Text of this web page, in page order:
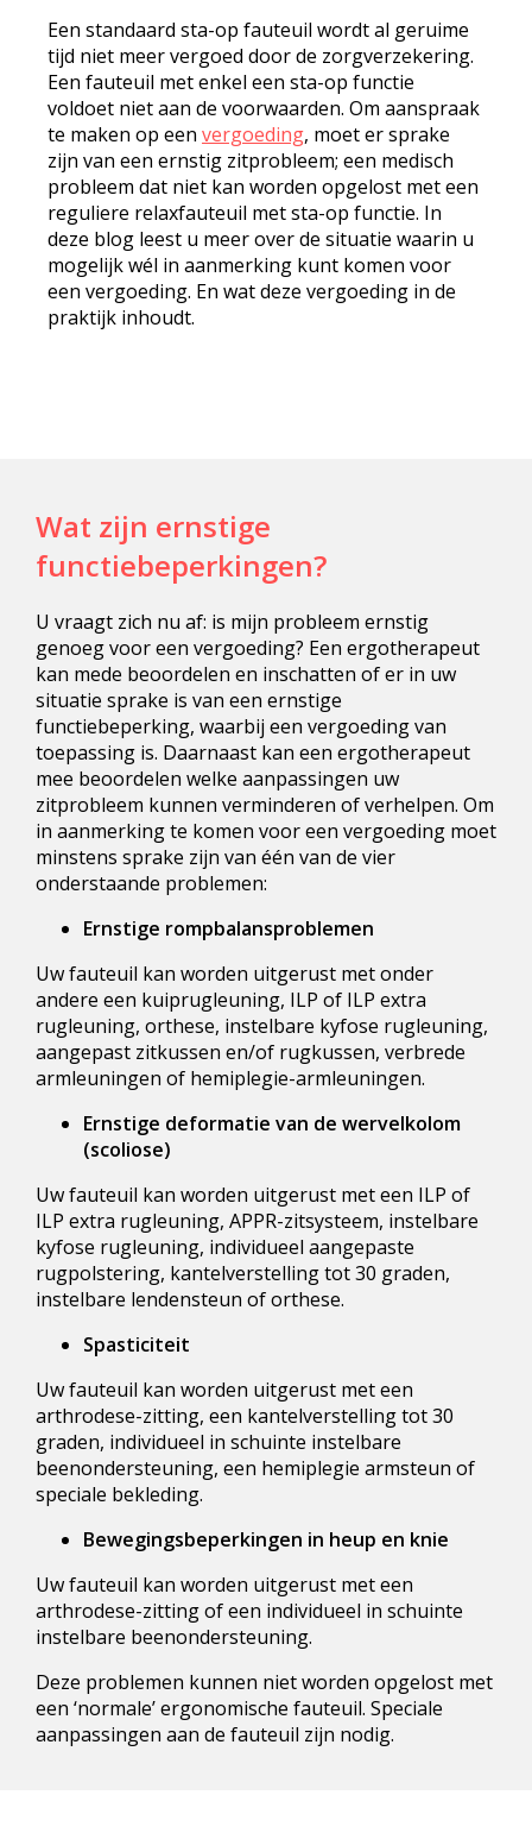
Een standaard sta-op fauteuil wordt al geruime
tijd niet meer vergoed door de zorgverzekering.
Een fauteuil met enkel een sta-op functie
voldoet niet aan de voorwaarden. Om aanspraak
te maken op een vergoeding, moet er sprake
zijn van een ernstig zitprobleem; een medisch
probleem dat niet kan worden opgelost met een
reguliere relaxfauteuil met sta-op functie. In
deze blog leest u meer over de situatie waarin u
mogelijk wél in aanmerking kunt komen voor
een vergoeding. En wat deze vergoeding in de
praktijk inhoudt.
Wat zijn ernstige
functiebeperkingen?
U vraagt zich nu af: is mijn probleem ernstig
genoeg voor een vergoeding? Een ergotherapeut
kan mede beoordelen en inschatten of er in uw
situatie sprake is van een ernstige
functiebeperking, waarbij een vergoeding van
toepassing is. Daarnaast kan een ergotherapeut
mee beoordelen welke aanpassingen uw
zitprobleem kunnen verminderen of verhelpen. Om
in aanmerking te komen voor een vergoeding moet
minstens sprake zijn van één van de vier
onderstaande problemen:
Ernstige rompbalansproblemen
Uw fauteuil kan worden uitgerust met onder
andere een kuiprugleuning, ILP of ILP extra
rugleuning, orthese, instelbare kyfose rugleuning,
aangepast zitkussen en/of rugkussen, verbrede
armleuningen of hemiplegie-armleuningen.
Ernstige deformatie van de wervelkolom
(scoliose)
Uw fauteuil kan worden uitgerust met een ILP of
ILP extra rugleuning, APPR-zitsysteem, instelbare
kyfose rugleuning, individueel aangepaste
rugpolstering, kantelverstelling tot 30 graden,
instelbare lendensteun of orthese.
Spasticiteit
Uw fauteuil kan worden uitgerust met een
arthrodese-zitting, een kantelverstelling tot 30
graden, individueel in schuinte instelbare
beenondersteuning, een hemiplegie armsteun of
speciale bekleding.
Bewegingsbeperkingen in heup en knie
Uw fauteuil kan worden uitgerust met een
arthrodese-zitting of een individueel in schuinte
instelbare beenondersteuning.
Deze problemen kunnen niet worden opgelost met
een ‘normale’ ergonomische fauteuil. Speciale
aanpassingen aan de fauteuil zijn nodig.